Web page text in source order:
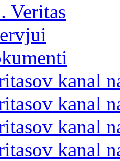
Veritas
kanal
kanal
kanal
kanal